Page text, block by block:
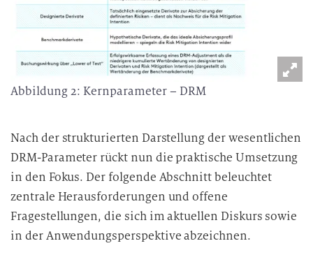
Abbildung 2: Kernparameter – DRM
Nach der strukturierten Darstellung der wesentlichen
DRM-Parameter rückt nun die praktische Umsetzung
in den Fokus. Der folgende Abschnitt beleuchtet
zentrale Herausforderungen und offene
Fragestellungen, die sich im aktuellen Diskurs sowie
in der Anwendungsperspektive abzeichnen.